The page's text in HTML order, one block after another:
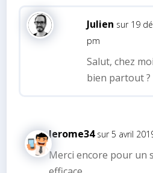
Julien sur 19
pm
Salut, chez
bien partout ?
Jerome34 sur 5 avril
Merci encore pour un